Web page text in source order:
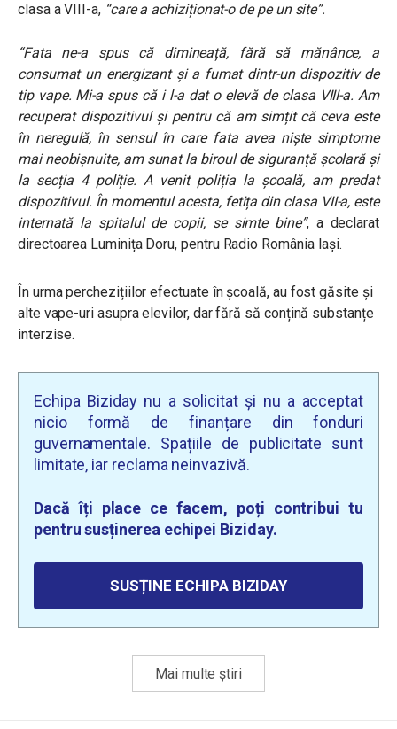
clasa a VIII-a, “care a achiziționat-o de pe un site”.
“Fata ne-a spus că dimineață, fără să mănânce, a
consumat un energizant și a fumat dintr-un dispozitiv de
tip vape. Mi-a spus că i l-a dat o elevă de clasa VIII-a. Am
recuperat dispozitivul și pentru că am simțit că ceva este
în neregulă, în sensul în care fata avea niște simptome
mai neobișnuite, am sunat la biroul de siguranță școlară și
la secția 4 poliție. A venit poliția la școală, am predat
dispozitivul. În momentul acesta, fetița din clasa VII-a, este
internată la spitalul de copii, se simte bine”, a declarat
directoarea Luminița Doru, pentru Radio România Iași.
În urma perchezițiilor efectuate în școală, au fost găsite și
alte vape-uri asupra elevilor, dar fără să conțină substanțe
interzise.
Echipa Biziday nu a solicitat și nu a acceptat
nicio formă de finanțare din fonduri
guvernamentale. Spațiile de publicitate sunt
limitate, iar reclama neinvazivă.
Dacă îți place ce facem, poți contribui tu
pentru susținerea echipei Biziday.
SUSȚINE ECHIPA BIZIDAY
Mai multe știri